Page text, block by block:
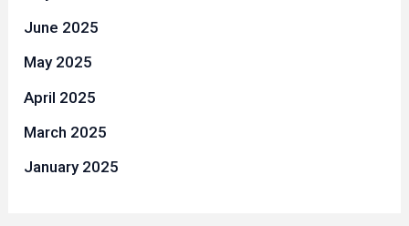
June 2025
May 2025
April 2025
March 2025
January 2025